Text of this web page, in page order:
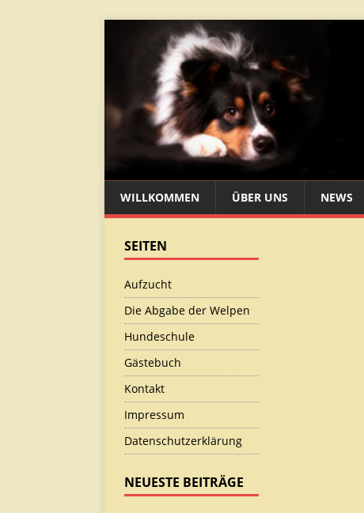
WILLKOMMEN ÜBER UNS NEWS
SEITEN
Aufzucht
Die Abgabe der Welpen
Hundeschule
Gästebuch
Kontakt
Impressum
Datenschutzerklärung
NEUESTE BEITRÄGE